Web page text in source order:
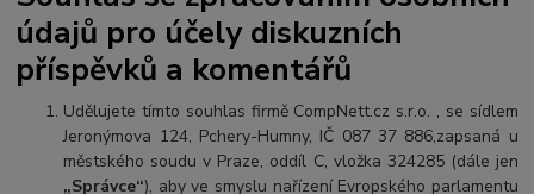
údajů pro účely diskuzních
příspěvků a komentářů
Udělujete tímto souhlas firmě CompNett.cz s.r.o. , se sídlem
Jeronýmova 124, Pchery-Humny, IČ 087 37 886,zapsaná u
městského soudu v Praze, oddíl C, vložka 324285(dále jen
„Správce“), aby ve smyslu nařízení Evropského parlamentu